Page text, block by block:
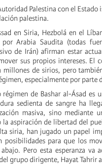
Palestina con el Estado
palestina.
en Siria, Hezbolá en el
Arabia Saudita (todas
de Irán) afirman estar
sus propios intereses. El
de sirios, pero
especialmente por parte
régimen de Bashar al-Ásad
sedienta de sangre ha
masiva, sino mediante
la aspiración de libertad del
siria, han jugado un papel
posibilidades para que los
Pero esta esperanza va
grupo dirigente, Hayat Tahrir